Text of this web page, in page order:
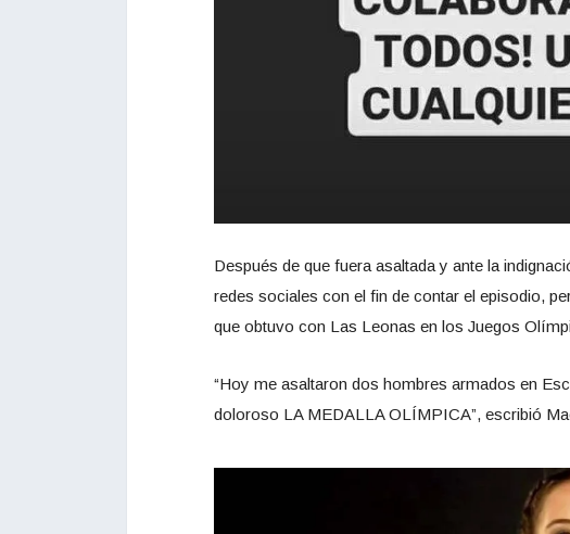
Después de que fuera asaltada y ante la
redes sociales con el fin de contar el episodio,
que obtuvo con Las Leonas en los Juegos
“Hoy me asaltaron dos hombres armados en
doloroso LA MEDALLA OLÍMPICA”, escribió